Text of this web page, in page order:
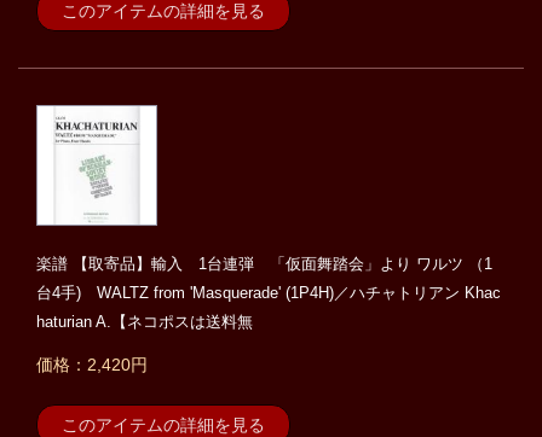
このアイテムの詳細を見る
楽譜 【取寄品】輸入 1台連弾 「仮面舞踏会」より ワルツ （1
台4手) WALTZ from 'Masquerade' (1P4H)／ハチャトリアン Khac
haturian A.【ネコポスは送料無
価格：2,420円
このアイテムの詳細を見る